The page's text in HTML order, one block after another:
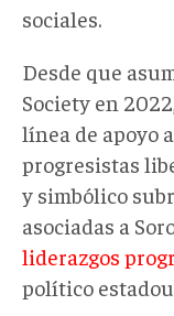
sociales.
Desde que
Society en
línea de apoyo
progresistas
y simbólico
asociadas a
liderazgos
político